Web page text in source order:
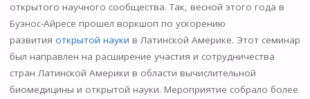
открытого научного сообщества. Так, весной этого года в
Буэнос-Айресе прошел воркшоп по ускорению
развития открытой науки в Латинской Америке. Этот семинар
был направлен на расширение участия и сотрудничества
стран Латинской Америки в области вычислительной
биомедицины и открытой науки. Мероприятие собрало более